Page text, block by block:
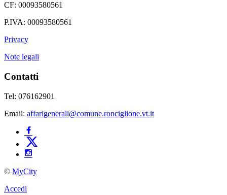
CF: 00093580561
P.IVA: 00093580561
Privacy
Note legali
Contatti
Tel: 076162901
Email: affarigenerali@comune.ronciglione.vt.it
© MyCity
Accedi